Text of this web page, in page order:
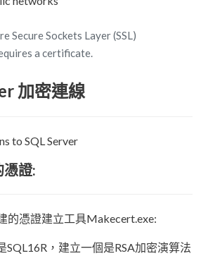
Secure Sockets Layer (SSL)
a certificate.
加密連線
to SQL Server
憑證:
的憑證建立工具Makecert.exe:
，建立一個是RSA加密演算法